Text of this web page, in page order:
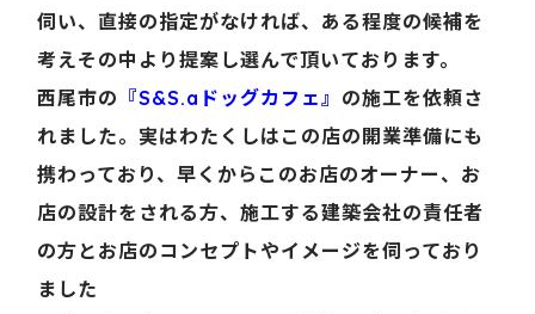
伺い、直接の指定がなければ、ある程度の候補を
考えその中より提案し選んで頂いております。
西尾市の 『S&S.aドッグカフェ』 の施工を依頼さ
れました。実はわたくしはこの店の開業準備にも
携わっており、早くからこのお店のオーナー、お
店の設計をされる方、施工する建築会社の責任者
の方とお店のコンセプトやイメージを伺っており
ました